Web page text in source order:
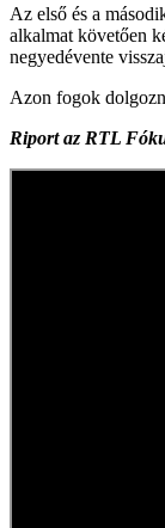
Az első és a
alkalmat követően
negyedévente
Azon fogok
Riport az RTL